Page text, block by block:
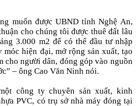
muốn được UBND tỉnh Nghệ An,
cho chúng tôi được thuê đất lâu
3.000 m2 để có thể đầu tư nhập
móc hiện đại, mở rộng sản xuất, tạo
cho người dân, đóng góp vào nguồn
– ông Cao Văn Ninh nói.
công ty chuyên sản xuất, kinh
PVC, có trụ sở nhà máy đóng tại